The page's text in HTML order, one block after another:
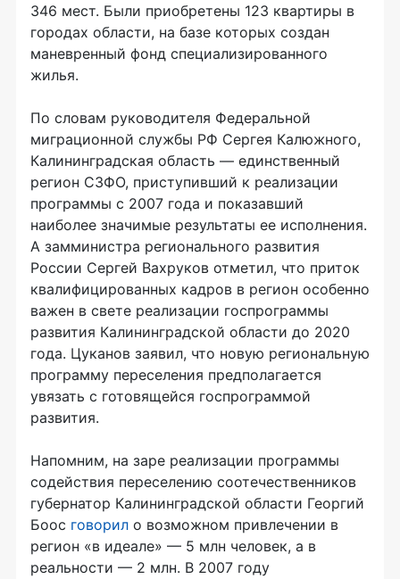
346 мест. Были приобретены 123 квартиры в
городах области, на базе которых создан
маневренный фонд специализированного
жилья.
По словам руководителя Федеральной
миграционной службы РФ Сергея Калюжного,
Калининградская область — единственный
регион СЗФО, приступивший к реализации
программы с 2007 года и показавший
наиболее значимые результаты ее исполнения.
А замминистра регионального развития
России Сергей Вахруков отметил, что приток
квалифицированных кадров в регион особенно
важен в свете реализации госпрограммы
развития Калининградской области до 2020
года. Цуканов заявил, что новую региональную
программу переселения предполагается
увязать с готовящейся госпрограммой
развития.
Напомним, на заре реализации программы
содействия переселению соотечественников
губернатор Калининградской области Георгий
Боос говорил о возможном привлечении в
регион «в идеале» — 5 млн человек, а в
реальности — 2 млн. В 2007 году